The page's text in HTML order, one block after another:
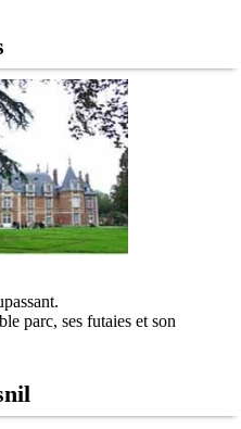
parc, ses futaies et son